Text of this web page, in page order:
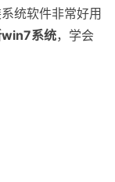
统软件非常好用
win7系统，学会